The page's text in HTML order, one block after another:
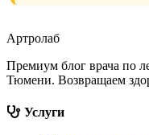
Артролаб
Премиум блог врача по
Тюмени. Возвращаем
Услуги